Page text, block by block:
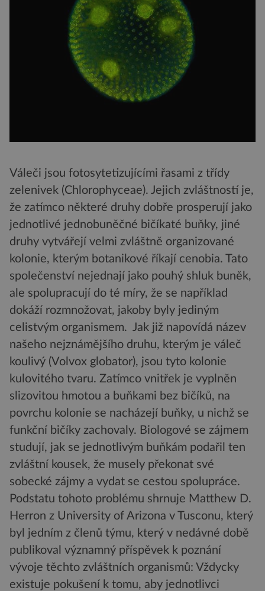
Váleči jsou fotosytetizujícími řasami z třídy
zelenivek (Chlorophyceae). Jejich zvláštností je,
že zatímco některé druhy dobře prosperují jako
jednotlivé jednobuněčné bičíkaté buňky, jiné
druhy vytvářejí velmi zvláštně organizované
kolonie, kterým botanikové říkají cenobia. Tato
společenství nejednají jako pouhý shluk buněk,
ale spolupracují do té míry, že se například
dokáží rozmnožovat, jakoby byly jediným
celistvým organismem. Jak již napovídá název
našeho nejznámějšího druhu, kterým je váleč
koulivý (Volvox globator), jsou tyto kolonie
kulovitého tvaru. Zatímco vnitřek je vyplněn
slizovitou hmotou a buňkami bez bičíků, na
povrchu kolonie se nacházejí buňky, u nichž se
funkční bičíky zachovaly. Biologové se zájmem
studují, jak se jednotlivým buňkám podařil ten
zvláštní kousek, že musely překonat své
sobecké zájmy a vydat se cestou spolupráce.
Podstatu tohoto problému shrnuje Matthew D.
Herron z University of Arizona v Tusconu, který
byl jedním z členů týmu, který v nedávné době
publikoval významný příspěvek k poznání
vývoje těchto zvláštních organismů: Vždycky
existuje pokušení k tomu, aby jednotlivci